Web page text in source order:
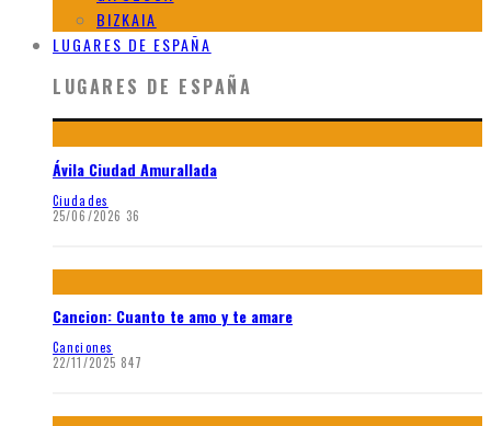
BIZKAIA
LUGARES DE ESPAÑA
LUGARES DE ESPAÑA
Ávila Ciudad Amurallada
Ciudades
25/06/2026 36
Cancion: Cuanto te amo y te amare
Canciones
22/11/2025 847